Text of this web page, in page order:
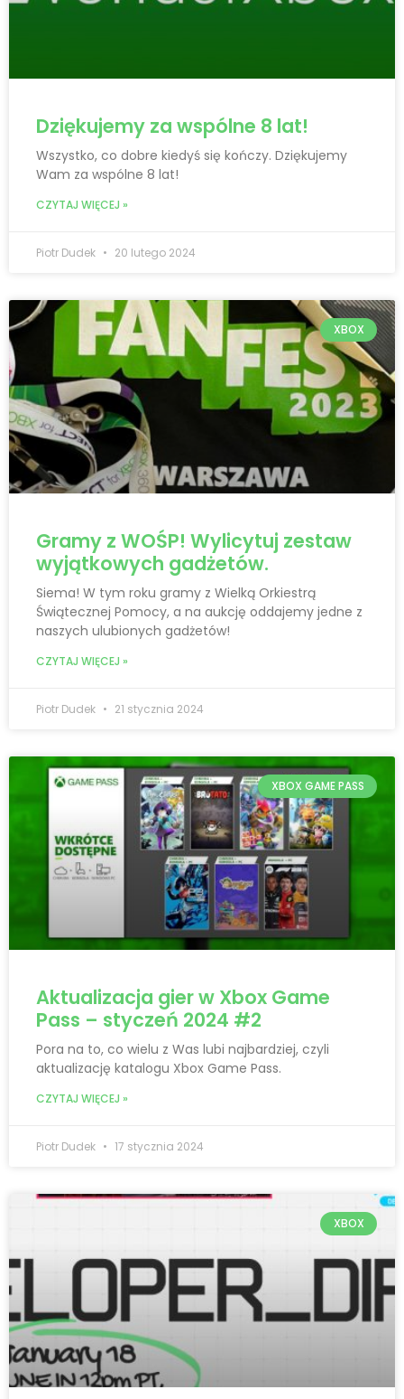
Dziękujemy za wspólne 8 lat!
Wszystko, co dobre kiedyś się kończy. Dziękujemy
Wam za wspólne 8 lat!
CZYTAJ WIĘCEJ »
Piotr Dudek 20 lutego 2024
XBOX
Gramy z WOŚP! Wylicytuj zestaw
wyjątkowych gadżetów.
Siema! W tym roku gramy z Wielką Orkiestrą
Świątecznej Pomocy, a na aukcję oddajemy jedne z
naszych ulubionych gadżetów!
CZYTAJ WIĘCEJ »
Piotr Dudek 21 stycznia 2024
XBOX GAME PASS
Aktualizacja gier w Xbox Game
Pass – styczeń 2024 #2
Pora na to, co wielu z Was lubi najbardziej, czyli
aktualizację katalogu Xbox Game Pass.
CZYTAJ WIĘCEJ »
Piotr Dudek 17 stycznia 2024
XBOX